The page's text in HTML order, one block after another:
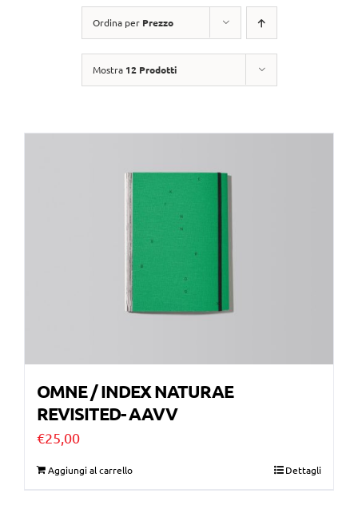
Ordina per Prezzo
Mostra 12 Prodotti
OMNE / INDEX NATURAE
REVISITED- AAVV
€25,00
Aggiungi al carrello Dettagli